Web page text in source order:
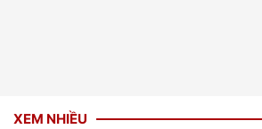
XEM NHIỀU